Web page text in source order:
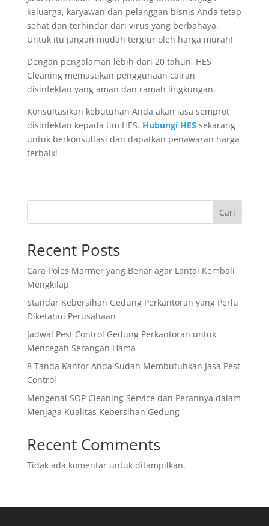
keluarga, karyawan dan pelanggan bisnis Anda tetap
sehat dan terhindar dari virus yang berbahaya.
Untuk itu jangan mudah tergiur oleh harga murah!
Dengan pengalaman lebih dari 20 tahun, HES
Cleaning memastikan penggunaan cairan
disinfektan yang aman dan ramah lingkungan.
Konsultasikan kebutuhan Anda akan jasa semprot
disinfektan kepada tim HES. Hubungi HES sekarang
untuk berkonsultasi dan dapatkan penawaran harga
terbaik!
Cari
Recent Posts
Cara Poles Marmer yang Benar agar Lantai Kembali
Mengkilap
Standar Kebersihan Gedung Perkantoran yang Perlu
Diketahui Perusahaan
Jadwal Pest Control Gedung Perkantoran untuk
Mencegah Serangan Hama
8 Tanda Kantor Anda Sudah Membutuhkan Jasa Pest
Control
Mengenal SOP Cleaning Service dan Perannya dalam
Menjaga Kualitas Kebersihan Gedung
Recent Comments
Tidak ada komentar untuk ditampilkan.